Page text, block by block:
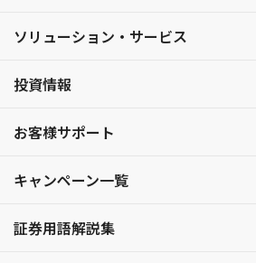
ソリューション・サービス
投資情報
お客様サポート
キャンペーン一覧
証券用語解説集